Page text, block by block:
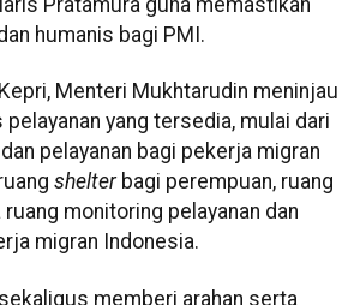
Pratamura guna memastikan
humanis bagi PMI.
Menteri Mukhtarudin meninjau
yang tersedia, mulai dari
pelayanan bagi pekerja migran
shelterbagi perempuan, ruang
monitoring pelayanan dan
migran Indonesia.
memberi arahan serta